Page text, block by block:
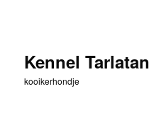
Kennel Tarlatan
kooikerhondje